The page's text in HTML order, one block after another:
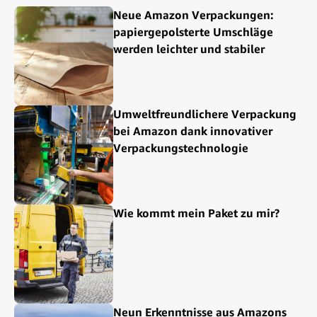
Neue Amazon Verpackungen:
papiergepolsterte Umschläge
werden leichter und stabiler
Umweltfreundlichere Verpackung
bei Amazon dank innovativer
Verpackungstechnologie
Wie kommt mein Paket zu mir?
Neun Erkenntnisse aus Amazons